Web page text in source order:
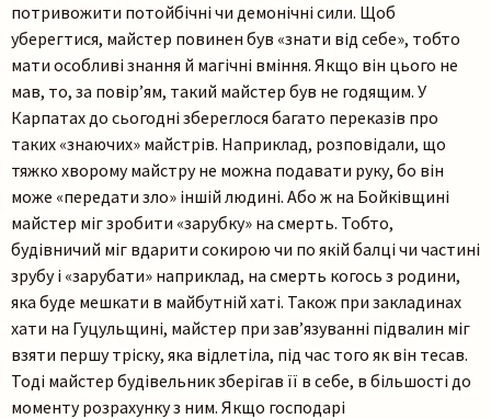
Пошук на сайті
Шукати
потривожити потойбічні чи демонічні сили. Щоб
уберегтися, майстер повинен був «знати від себе», тобто
мати особливі знання й магічні вміння. Якщо він цього не
мав, то, за повір’ям, такий майстер був не годящим. У
Карпатах до сьогодні збереглося багато переказів про
таких «знаючих» майстрів. Наприклад, розповідали, що
тяжко хворому майстру не можна подавати руку, бо він
може «передати зло» іншій людині. Або ж на Бойківщині
майстер міг зробити «зарубку» на смерть. Тобто,
будівничий міг вдарити сокирою чи по якій балці чи частині
зрубу і «зарубати» наприклад, на смерть когось з родини,
яка буде мешкати в майбутній хаті. Також при закладинах
хати на Гуцульщині, майстер при зав’язуванні підвалин міг
взяти першу тріску, яка відлетіла, під час того як він тесав.
Тоді майстер будівельник зберігав її в себе, в більшості до
моменту розрахунку з ним. Якщо господарі